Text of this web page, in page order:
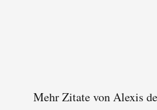
Mehr Zitate von Alexis